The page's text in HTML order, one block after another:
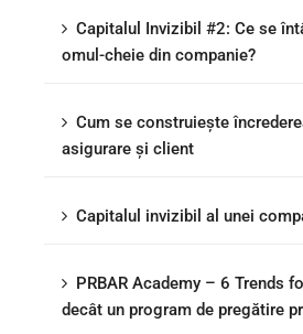
Capitalul Invizibil #2: Ce se
omul-cheie din companie?
Cum se construiește
asigurare și client
Capitalul invizibil al unei
PRBAR Academy – 6 Trends
decât un program de pregătire